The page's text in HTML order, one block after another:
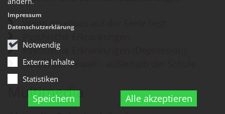
Notwendig
Externe Inhalte
Statistiken
Speichern Alle akzeptieren
Impressum
Datenschutzerklärung
Wenn dir etwas auf der Seele liegt
Psychische Erkrankungen (Depression)
Notruf bei Gewalt - außerhalb der Schule
Multimedia